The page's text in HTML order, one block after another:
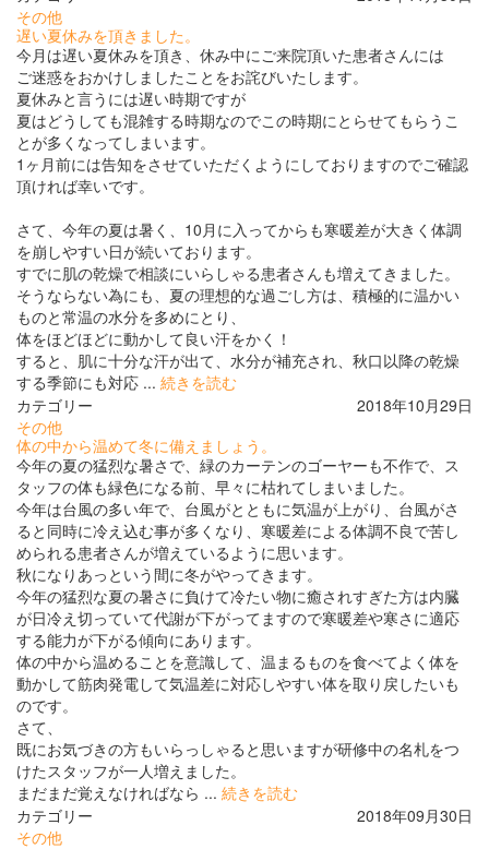
その他
遅い夏休みを頂きました。
今月は遅い夏休みを頂き、休み中にご来院頂いた患者さんには
ご迷惑をおかけしましたことをお詫びいたします。
夏休みと言うには遅い時期ですが
夏はどうしても混雑する時期なのでこの時期にとらせてもらうこ
とが多くなってしまいます。
1ヶ月前には告知をさせていただくようにしておりますのでご確認
頂ければ幸いです。
さて、今年の夏は暑く、10月に入ってからも寒暖差が大きく体調
を崩しやすい日が続いております。
すでに肌の乾燥で相談にいらしゃる患者さんも増えてきました。
そうならない為にも、夏の理想的な過ごし方は、積極的に温かい
ものと常温の水分を多めにとり、
体をほどほどに動かして良い汗をかく！
すると、肌に十分な汗が出て、水分が補充され、秋口以降の乾燥
する季節にも対応 ... 続きを読む
カテゴリー
その他
2018年10月29日
体の中から温めて冬に備えましょう。
今年の夏の猛烈な暑さで、緑のカーテンのゴーヤーも不作で、ス
タッフの体も緑色になる前、早々に枯れてしまいました。
今年は台風の多い年で、台風がとともに気温が上がり、台風がさ
ると同時に冷え込む事が多くなり、寒暖差による体調不良で苦し
められる患者さんが増えているように思います。
秋になりあっという間に冬がやってきます。
今年の猛烈な夏の暑さに負けて冷たい物に癒されすぎた方は内臓
が日冷え切っていて代謝が下がってますので寒暖差や寒さに適応
する能力が下がる傾向にあります。
体の中から温めることを意識して、温まるものを食べてよく体を
動かして筋肉発電して気温差に対応しやすい体を取り戻したいも
のです。
さて、
既にお気づきの方もいらっしゃると思いますが研修中の名札をつ
けたスタッフが一人増えました。
まだまだ覚えなければなら ... 続きを読む
カテゴリー
その他
2018年09月30日